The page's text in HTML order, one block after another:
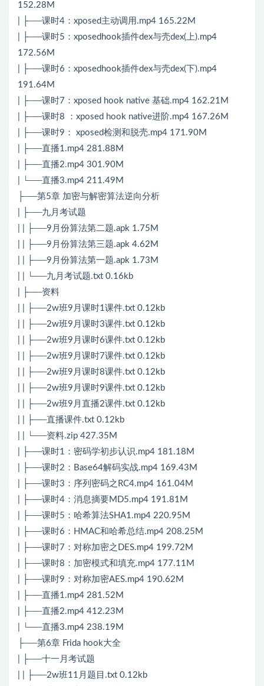
152.28M
| ├──课时4：xposed主动调用.mp4 165.22M
| ├──课时5：xposedhook插件dex与壳dex(上).mp4
172.56M
| ├──课时6：xposedhook插件dex与壳dex(下).mp4
191.64M
| ├──课时7：xposed hook native 基础.mp4 162.21M
| ├──课时8 ：xposed hook native进阶.mp4 167.26M
| ├──课时9： xposed检测和脱壳.mp4 171.90M
| ├──直播1.mp4 281.88M
| ├──直播2.mp4 301.90M
| └──直播3.mp4 211.49M
├──第5章 加密与解密算法逆向分析
| ├──九月考试题
| | ├──9月份算法第二题.apk 1.75M
| | ├──9月份算法第三题.apk 4.62M
| | ├──9月份算法第一题.apk 1.73M
| | └──九月考试题.txt 0.16kb
| ├──资料
| | ├──2w班9月课时1课件.txt 0.12kb
| | ├──2w班9月课时3课件.txt 0.12kb
| | ├──2w班9月课时6课件.txt 0.12kb
| | ├──2w班9月课时7课件.txt 0.12kb
| | ├──2w班9月课时8课件.txt 0.12kb
| | ├──2w班9月课时9课件.txt 0.12kb
| | ├──2w班9月直播2课件.txt 0.12kb
| | ├──直播课件.txt 0.12kb
| | └──资料.zip 427.35M
| ├──课时1：密码学初步认识.mp4 181.18M
| ├──课时2：Base64解码实战.mp4 169.43M
| ├──课时3：序列密码之RC4.mp4 161.04M
| ├──课时4：消息摘要MD5.mp4 191.81M
| ├──课时5：哈希算法SHA1.mp4 220.95M
| ├──课时6：HMAC和哈希总结.mp4 208.25M
| ├──课时7：对称加密之DES.mp4 199.72M
| ├──课时8：加密模式和填充.mp4 177.11M
| ├──课时9：对称加密AES.mp4 190.62M
| ├──直播1.mp4 281.52M
| ├──直播2.mp4 412.23M
| └──直播3.mp4 238.19M
├──第6章 Frida hook大全
| ├──十一月考试题
| | ├──2w班11月题目.txt 0.12kb